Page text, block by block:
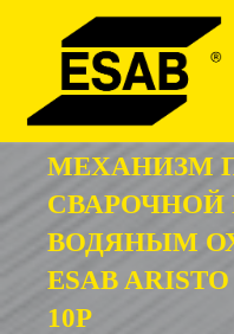
МЕХАНИЗМ
СВАРОЧНОЙ
ВОДЯНЫМ
ESAB
10P